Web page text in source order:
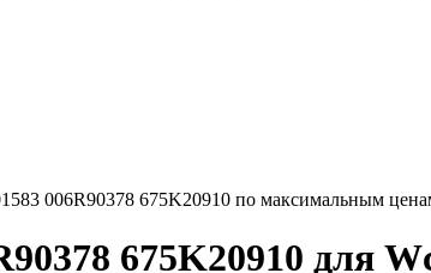
006R90378 675K20910 по максимальным
675K20910 для